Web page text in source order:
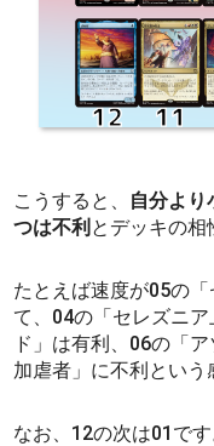
こうすると、 自分よ
つは不利 とデッキの相
たとえば速度が05の
て、04の「セレズニ
ド」は有利、06の「
加虐者」に不利という
なお、12の次は01で